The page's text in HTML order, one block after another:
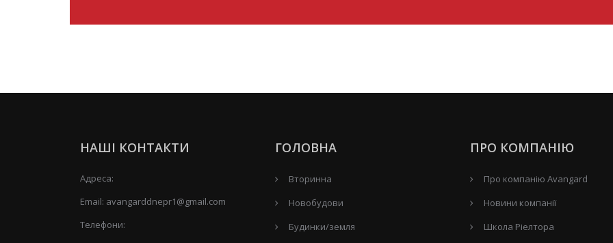
НАШІ КОНТАКТИ
Адреса:
Email: avangarddnepr1@gmail.com
Телефони:
ГОЛОВНА
Вторинна
Новобудови
Будинки/земля
ПРО КОМПАНІЮ
Про компанію Avangard
Новини компанії
Школа Ріелтора